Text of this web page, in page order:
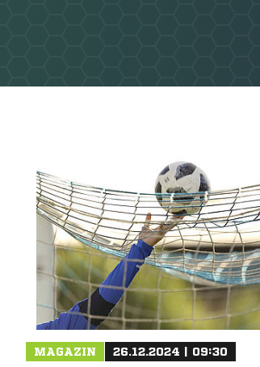
MAGAZIN 26.12.2024 | 09:30